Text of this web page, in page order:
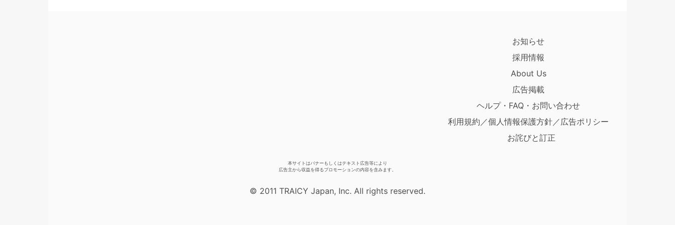
お知らせ
採用情報
About Us
広告掲載
ヘルプ・FAQ・お問い合わせ
利用規約／個人情報保護方針／広告ポリシー
お詫びと訂正
本サイトはバナーもしくはテキスト広告等により
広告主から収益を得るプロモーションの内容を含みます。
© 2011 TRAICY Japan, Inc. All rights reserved.